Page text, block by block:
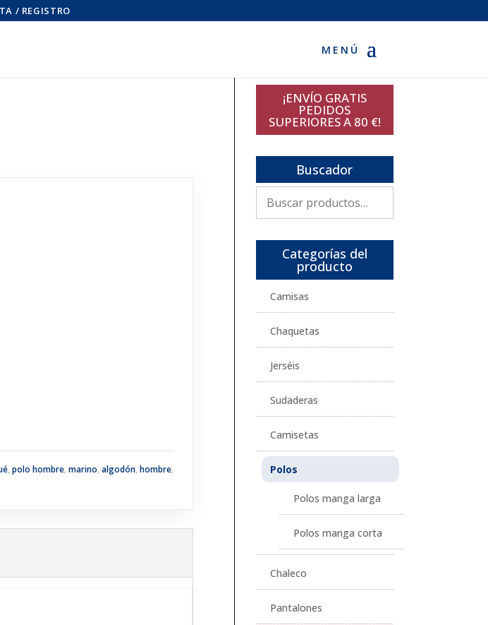
/ REGISTRO
,polo hombre,marino,algodón,hombre,
¡ENVÍO GRATIS
PEDIDOS
SUPERIORES A 80 €!
Buscador
por:
Categorías del
producto
Camisas
Chaquetas
Jerséis
Sudaderas
Camisetas
Polos
Polos manga larga
Polos manga corta
Chaleco
Pantalones